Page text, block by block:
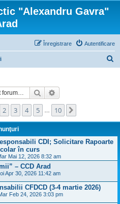
"Alexandru Gavra"
Autentificare
Înregistrare
Căutare
1 din 10
2 3 4 5 10
CDI; Solicitare Rapoarte
în curs
Mai 12, 2026 8:32 am
– CCD Arad
Apr 30, 2026 11:42 am
CFDCD (3-4 martie 2026)
Feb 24, 2026 3:03 pm